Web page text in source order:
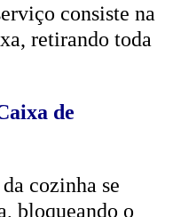
consiste na
retirando toda
de
cozinha se
bloqueando o